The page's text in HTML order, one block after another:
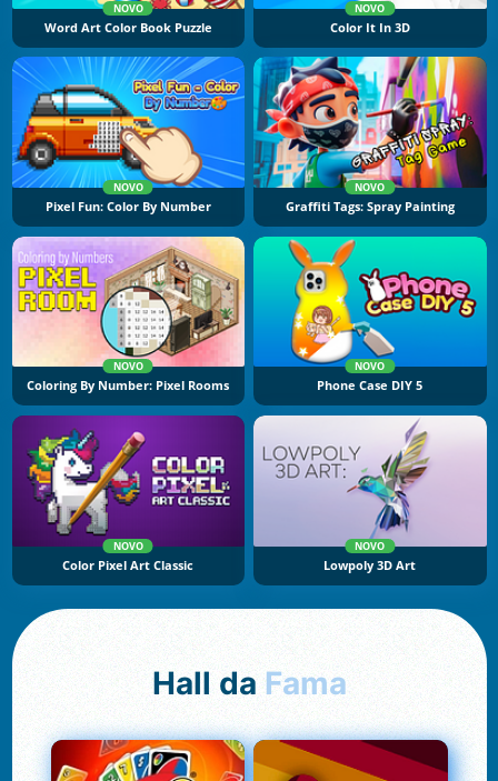
NOVO
Word Art Color Book Puzzle
NOVO
Color It In 3D
NOVO
Pixel Fun: Color By Number
NOVO
Graffiti Tags: Spray Painting
NOVO
Coloring By Number: Pixel Rooms
NOVO
Phone Case DIY 5
NOVO
Color Pixel Art Classic
NOVO
Lowpoly 3D Art
Hall da Fama